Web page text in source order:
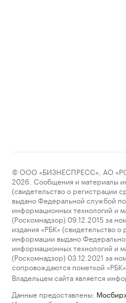
© ООО «БИЗНЕСПРЕСС», АО
2026. Сообщения и материалы
(свидетельство о регистрации
выдано Федеральной службой
информационных технологий и
(Роскомнадзор) 09.12.2015 за
издания «РБК» (свидетельство
информации выдано
информационных технологий и
(Роскомнадзор) 03.12.2021 за
сопровождаются пометкой «РБК».
Владельцем сайта является
Данные предоставлены: